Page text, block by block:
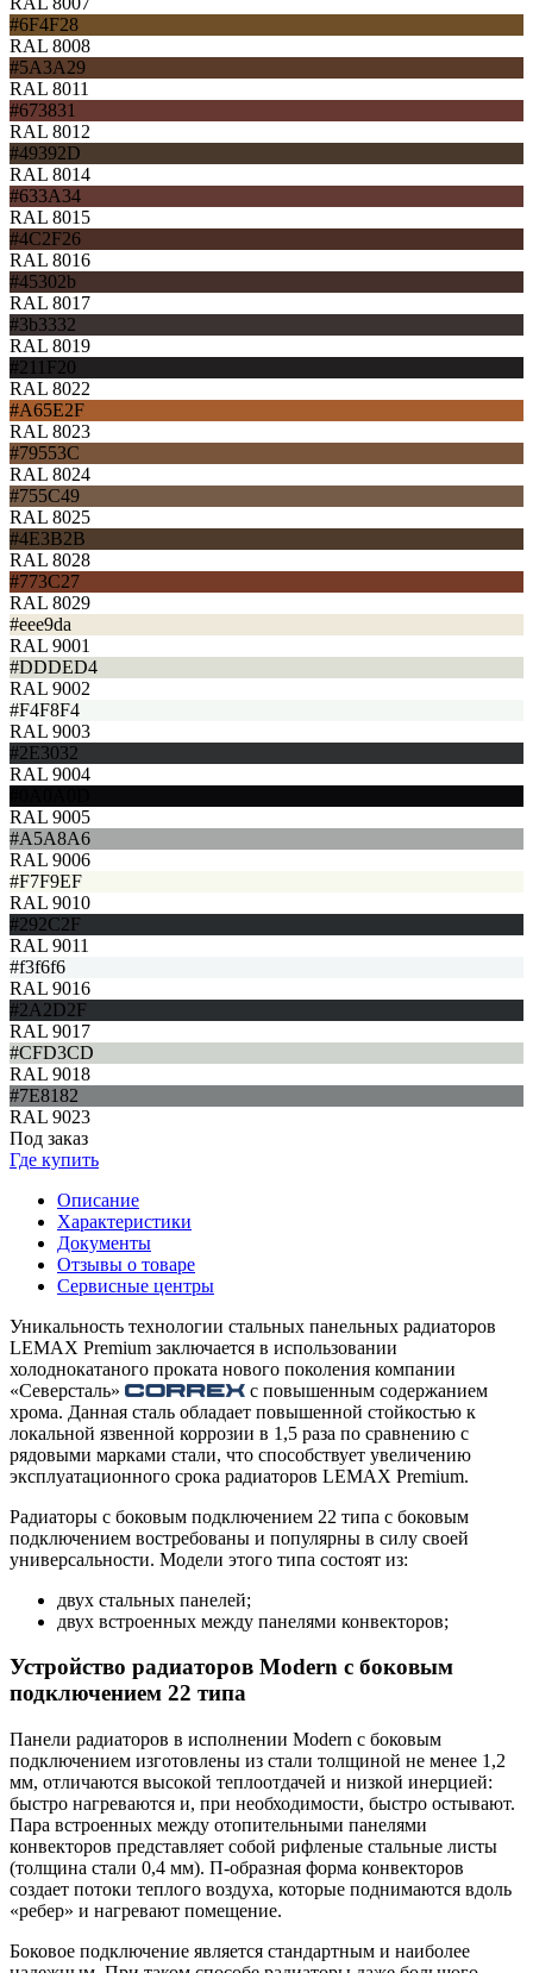
#6F4F28
RAL 8008
#5A3A29
RAL 8011
#673831
RAL 8012
#49392D
RAL 8014
#633A34
RAL 8015
#4C2F26
RAL 8016
#45302b
RAL 8017
#3b3332
RAL 8019
#211F20
RAL 8022
#A65E2F
RAL 8023
#79553C
RAL 8024
#755C49
RAL 8025
#4E3B2B
RAL 8028
#773C27
RAL 8029
#eee9da
RAL 9001
#DDDED4
RAL 9002
#F4F8F4
RAL 9003
#2E3032
RAL 9004
RAL 9005
#A5A8A6
RAL 9006
#F7F9EF
RAL 9010
#292C2F
RAL 9011
#f3f6f6
RAL 9016
#2A2D2F
RAL 9017
#CFD3CD
RAL 9018
#7E8182
RAL 9023
Под заказ
Где купить
Описание
Характеристики
Документы
Отзывы о товаре
Сервисные центры
Уникальность технологии стальных панельных радиаторов
LEMAX Premium заключается в использовании
холоднокатаного проката нового поколения компании
«Северсталь»
с повышенным содержанием
хрома. Данная сталь обладает повышенной стойкостью к
локальной язвенной коррозии в 1,5 раза по сравнению с
рядовыми марками стали, что способствует увеличению
эксплуатационного срока радиаторов LEMAX Premium.
Радиаторы с боковым подключением 22 типа с боковым
подключением востребованы и популярны в силу своей
универсальности. Модели этого типа состоят из:
двух стальных панелей;
двух встроенных между панелями конвекторов;
Устройство радиаторов Modern с боковым
подключением 22 типа
Панели радиаторов в исполнении Modern с боковым
подключением изготовлены из стали толщиной не менее 1,2
мм, отличаются высокой теплоотдачей и низкой инерцией:
быстро нагреваются и, при необходимости, быстро остывают.
Пара встроенных между отопительными панелями
конвекторов представляет собой рифленые стальные листы
(толщина стали 0,4 мм). П-образная форма конвекторов
создает потоки теплого воздуха, которые поднимаются вдоль
«ребер» и нагревают помещение.
Боковое подключение является стандартным и наиболее